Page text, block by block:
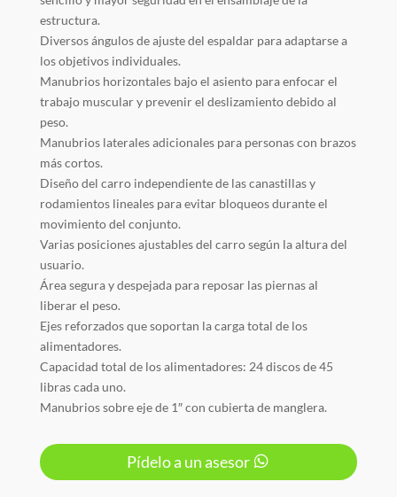
estructura.
Diversos ángulos de ajuste del espaldar para adaptarse a
los objetivos individuales.
Manubrios horizontales bajo el asiento para enfocar el
trabajo muscular y prevenir el deslizamiento debido al
peso.
Manubrios laterales adicionales para personas con brazos
más cortos.
Diseño del carro independiente de las canastillas y
rodamientos lineales para evitar bloqueos durante el
movimiento del conjunto.
Varias posiciones ajustables del carro según la altura del
usuario.
Área segura y despejada para reposar las piernas al
liberar el peso.
Ejes reforzados que soportan la carga total de los
alimentadores.
Capacidad total de los alimentadores: 24 discos de 45
libras cada uno.
Manubrios sobre eje de 1″ con cubierta de manglera.
Pídelo a un asesor